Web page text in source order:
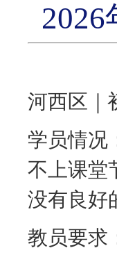
河西区｜
学员情况
不上课堂
没有良好
教员要求